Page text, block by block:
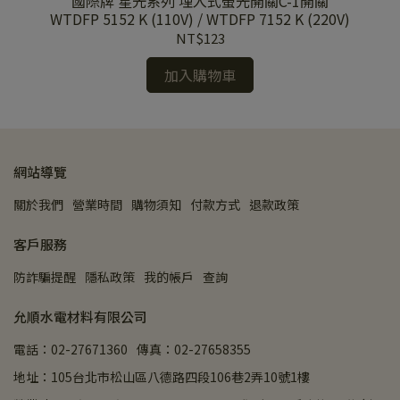
WTDFP 5152 K (110V) / WTDFP 7152 K (220V)
NT$123
加入購物車
網站導覽
關於我們 營業時間 購物須知 付款方式 退款政策
客戶服務
防詐騙提醒 隱私政策 我的帳戶 查詢
允順水電材料有限公司
電話：02-27671360 傳真：02-27658355
地址：105台北市松山區八德路四段106巷2弄10號1樓